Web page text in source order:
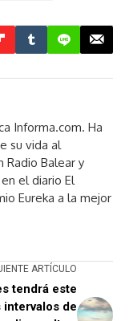
Informa.com. Ha
su vida al
Radio Balear y
el diario El
Eureka a la mejor
ARTÍCULO
tendrá este
intervalos de